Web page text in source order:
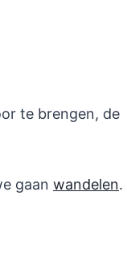
te brengen, de
gaan wandelen.